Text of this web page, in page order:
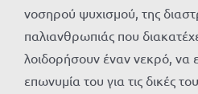
νοσηρού ψυχισμού, της
παλιανθρωπιάς που
λοιδορήσουν έναν νεκρό, να
επωνυμία του για τις δικές